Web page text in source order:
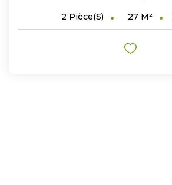
2 Pièce(s) 27 M²